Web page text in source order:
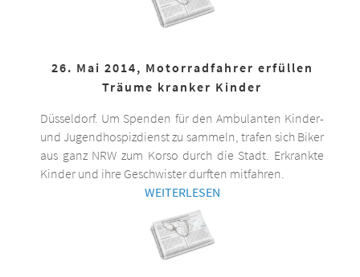
26. Mai 2014, Motorradfahrer erfüllen
Träume kranker Kinder
Düsseldorf. Um Spenden für den Ambulanten Kinder-
und Jugendhospizdienst zu sammeln, trafen sich Biker
aus ganz NRW zum Korso durch die Stadt. Erkrankte
Kinder und ihre Geschwister durften mitfahren.
WEITERLESEN